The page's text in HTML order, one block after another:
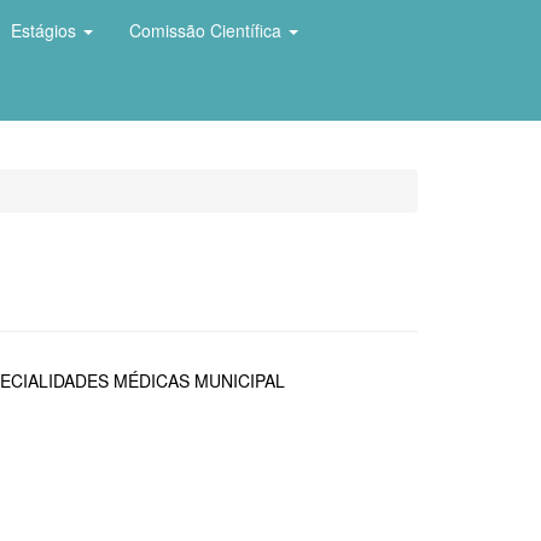
Estágios Comissão Científica
MÉDICAS MUNICIPAL